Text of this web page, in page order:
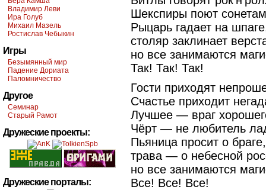
Владимир Леви
Ира Голуб
Михаил Мазель
Ростислав Чебыкин
Игры
Безымянный мир
Падение Дориата
Паломничество
Другое
Семинар
Старый Рамот
Дружеские проекты:
Дружеские порталы:
Шекспиры поют
Рыцарь гадает на
столяр заклинает
но все занимаются
Так! Так! Так!
Гости приходят
Счастье приходит
Лучшее — враг
Чёрт — не любитель
Пьяница просит о браге,
трава — о небесной
но все занимаются
Все! Все! Все!